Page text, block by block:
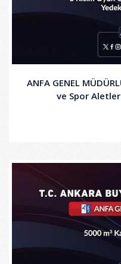
ANFA GENEL
ve Spor